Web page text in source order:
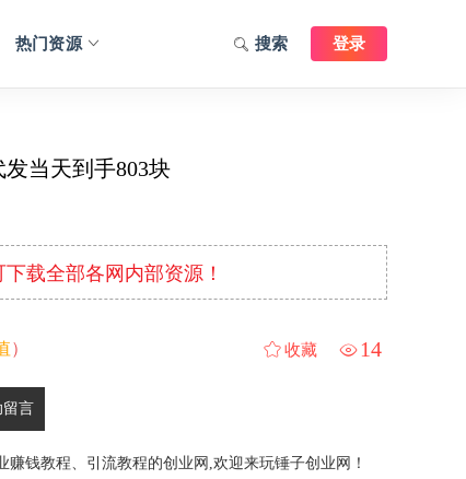
热门资源 登录
搜索
当天到手803块
载全部各网内部资源！
） 14
收藏
留言
钱教程、引流教程的创业网,欢迎来玩锤子创业网！